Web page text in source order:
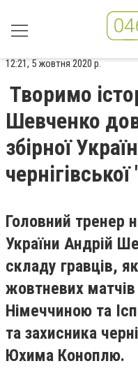
12:21, 5 жовтня 2020 р.
Творимо
Шевченко
збірної
Головний тренер
України Андрій
складу гравців,
жовтневих
Німеччиною та
та захисника
Юхима Коноплю.